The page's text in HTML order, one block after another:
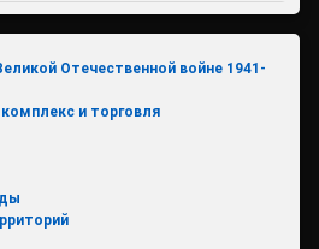
Отечественной войне 1941-
и торговля